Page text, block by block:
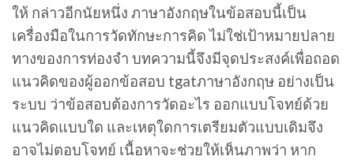
ให้ กล่าวอีกนัยหนึ่ง ภาษาอังกฤษในข้อสอบนี้เป็น
เครื่องมือในการวัดทักษะการคิด ไม่ใช่เป้าหมายปลาย
ทางของการท่องจำ บทความนี้จึงมีจุดประสงค์เพื่อถอด
แนวคิดของผู้ออกข้อสอบ tgatภาษาอังกฤษ อย่างเป็น
ระบบ ว่าข้อสอบต้องการวัดอะไร ออกแบบโจทย์ด้วย
แนวคิดแบบใด และเหตุใดการเตรียมตัวแบบเดิมจึง
อาจไม่ตอบโจทย์ เนื้อหาจะช่วยให้เห็นภาพว่า หาก